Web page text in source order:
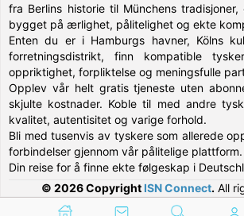
fra Berlins historie til Münchens
bygget på ærlighet, pålitelighet og ekte
Enten du er i Hamburgs havner, Kölns
forretningsdistrikt, finn kompatible
oppriktighet, forpliktelse og meningsfulle
Opplev vår helt gratis tjeneste uten
skjulte kostnader. Koble til med andre
kvalitet, autentisitet og varige forhold.
Bli med tusenvis av tyskere som allerede
forbindelser gjennom vår pålitelige plattform.
Din reise for å finne ekte følgeskap i
© 2026 Copyright ISN Connect. All